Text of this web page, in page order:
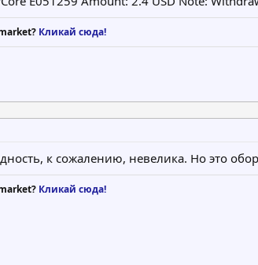
Кликай сюда!
к сожалению, невелика. Но это
Кликай сюда!